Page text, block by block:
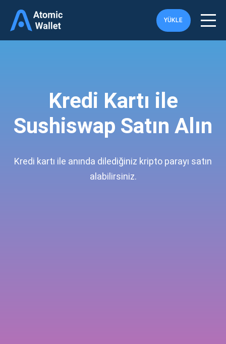
YÜKLE
Kredi Kartı ile
Sushiswap Satın Alın
Kredi kartı ile anında dilediğiniz kripto parayı satın
alabilirsiniz.